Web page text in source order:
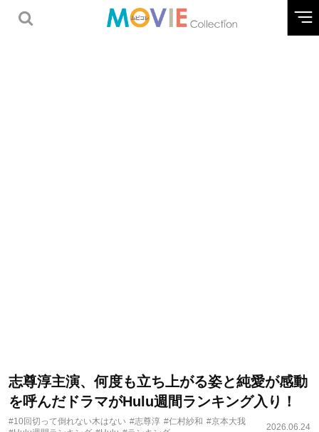
志尊淳主演、何度も立ち上がる姿と純愛が感動
を呼んだドラマがHulu週間ランキング入り！
#10回切って倒れない木はない #志尊淳 #仁村紗和 #京本大我
2026.06.24